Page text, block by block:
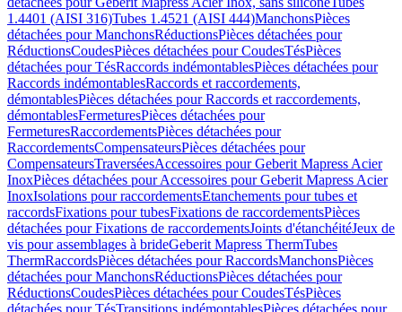
1.4401 (AISI 316)Tubes 1.4521 (AISI 444)ManchonsPièces
détachées pour ManchonsRéductionsPièces détachées pour
RéductionsCoudesPièces détachées pour CoudesTésPièces
détachées pour TésRaccords indémontablesPièces détachées pour
Raccords indémontablesRaccords et raccordements,
démontablesPièces détachées pour Raccords et raccordements,
démontablesFermeturesPièces détachées pour
FermeturesRaccordementsPièces détachées pour
RaccordementsCompensateursPièces détachées pour
CompensateursTraverséesAccessoires pour Geberit Mapress Acier
InoxPièces détachées pour Accessoires pour Geberit Mapress Acier
InoxIsolations pour raccordementsEtanchements pour tubes et
raccordsFixations pour tubesFixations de raccordementsPièces
détachées pour Fixations de raccordementsJoints d'étanchéitéJeux de
vis pour assemblages à brideGeberit Mapress ThermTubes
ThermRaccordsPièces détachées pour RaccordsManchonsPièces
détachées pour ManchonsRéductionsPièces détachées pour
RéductionsCoudesPièces détachées pour CoudesTésPièces
détachées pour TésTransitions indémontablesPièces détachées pour